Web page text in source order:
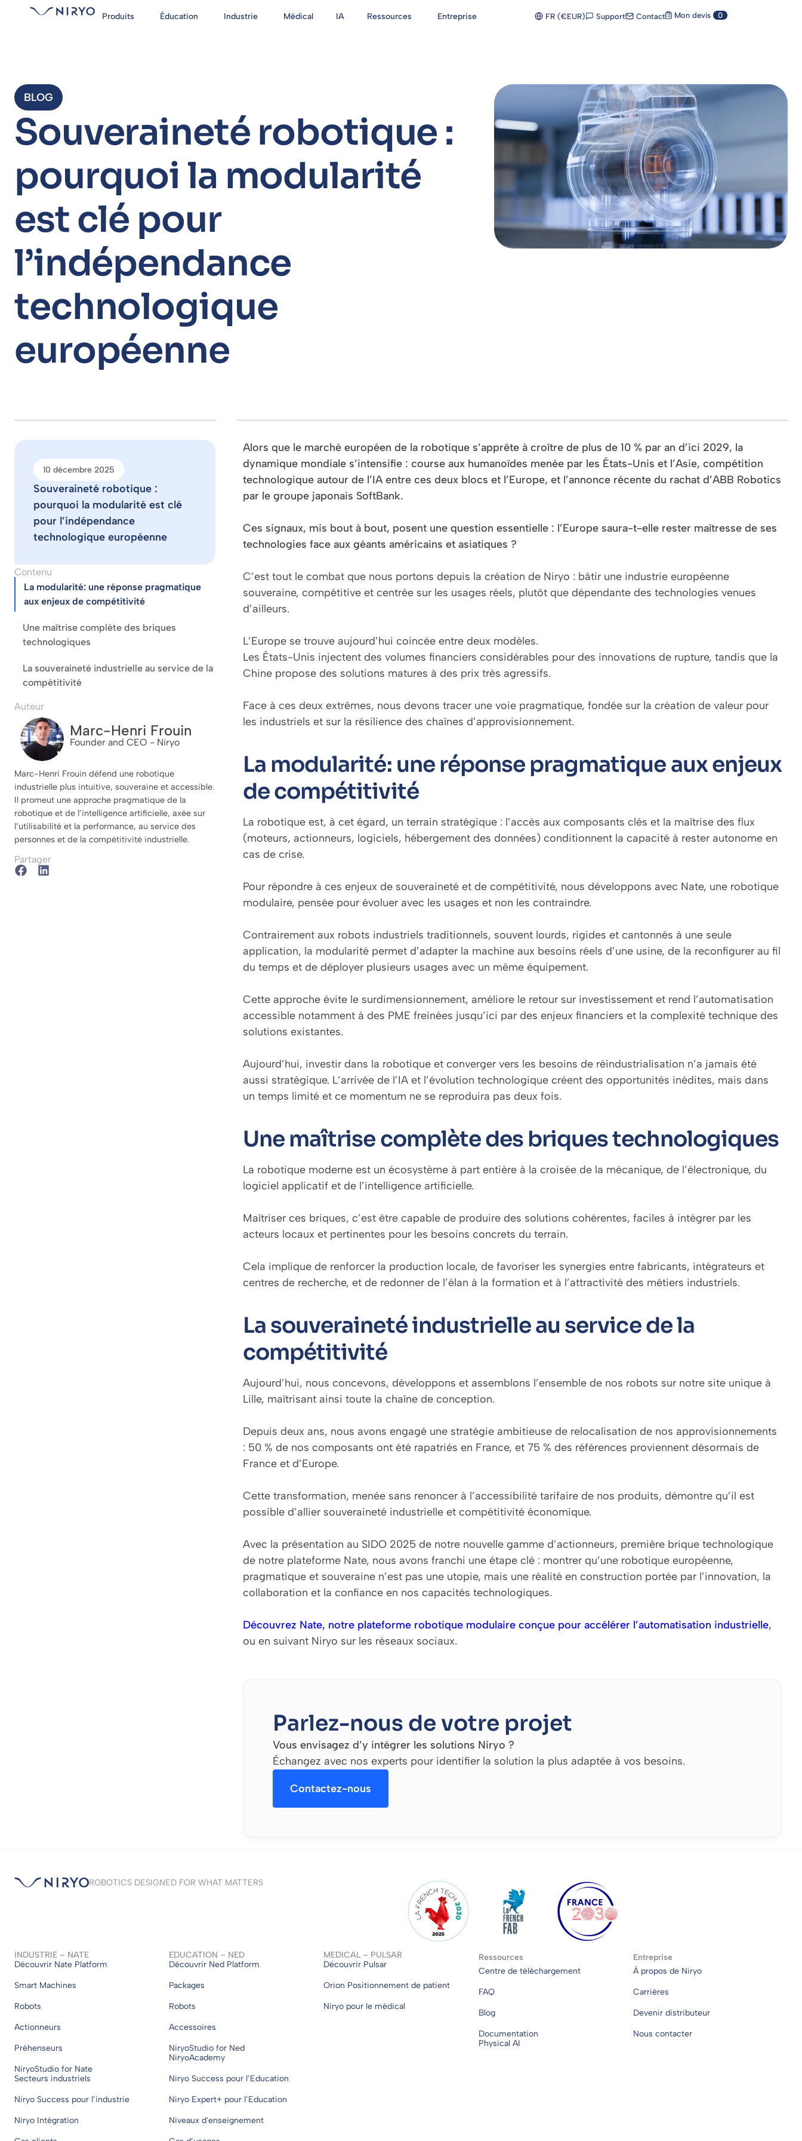
Produits Éducation Industrie Médical IA Ressources Entreprise FR (€EUR) Support Contact Mon devis 0
BLOG
Souveraineté robotique :
pourquoi la modularité
est clé pour
l’indépendance
technologique
européenne
10 décembre 2025
Souveraineté robotique :
pourquoi la modularité est clé
pour l’indépendance
technologique européenne
Contenu
La modularité: une réponse pragmatique
aux enjeux de compétitivité
Une maîtrise complète des briques
technologiques
La souveraineté industrielle au service de la
compétitivité
Auteur
Marc-Henri Frouin
Founder and CEO - Niryo
Marc-Henri Frouin défend une robotique
industrielle plus intuitive, souveraine et accessible.
Il promeut une approche pragmatique de la
robotique et de l’intelligence artificielle, axée sur
l’utilisabilité et la performance, au service des
personnes et de la compétitivité industrielle.
Partager
Alors que le marché européen de la robotique s’apprête à croître de plus de 10 % par an d’ici 2029, la
dynamique mondiale s’intensifie : course aux humanoïdes menée par les États-Unis et l’Asie, compétition
technologique autour de l’IA entre ces deux blocs et l’Europe, et l’annonce récente du rachat d’ABB Robotics
par le groupe japonais SoftBank.
Ces signaux, mis bout à bout, posent une question essentielle : l’Europe saura-t-elle rester maîtresse de ses
technologies face aux géants américains et asiatiques ?
C’est tout le combat que nous portons depuis la création de Niryo : bâtir une industrie européenne
souveraine, compétitive et centrée sur les usages réels, plutôt que dépendante des technologies venues
d’ailleurs.
L’Europe se trouve aujourd’hui coincée entre deux modèles.
Les États-Unis injectent des volumes financiers considérables pour des innovations de rupture, tandis que la
Chine propose des solutions matures à des prix très agressifs.
Face à ces deux extrêmes, nous devons tracer une voie pragmatique, fondée sur la création de valeur pour
les industriels et sur la résilience des chaînes d’approvisionnement.
La modularité: une réponse pragmatique aux enjeux
de compétitivité
La robotique est, à cet égard, un terrain stratégique : l’accès aux composants clés et la maîtrise des flux
(moteurs, actionneurs, logiciels, hébergement des données) conditionnent la capacité à rester autonome en
cas de crise.
Pour répondre à ces enjeux de souveraineté et de compétitivité, nous développons avec Nate, une robotique
modulaire, pensée pour évoluer avec les usages et non les contraindre.
Contrairement aux robots industriels traditionnels, souvent lourds, rigides et cantonnés à une seule
application, la modularité permet d’adapter la machine aux besoins réels d’une usine, de la reconfigurer au fil
du temps et de déployer plusieurs usages avec un même équipement.
Cette approche évite le surdimensionnement, améliore le retour sur investissement et rend l’automatisation
accessible notamment à des PME freinées jusqu’ici par des enjeux financiers et la complexité technique des
solutions existantes.
Aujourd’hui, investir dans la robotique et converger vers les besoins de réindustrialisation n’a jamais été
aussi stratégique. L’arrivée de l’IA et l’évolution technologique créent des opportunités inédites, mais dans
un temps limité et ce momentum ne se reproduira pas deux fois.
Une maîtrise complète des briques technologiques
La robotique moderne est un écosystème à part entière à la croisée de la mécanique, de l’électronique, du
logiciel applicatif et de l’intelligence artificielle.
Maîtriser ces briques, c’est être capable de produire des solutions cohérentes, faciles à intégrer par les
acteurs locaux et pertinentes pour les besoins concrets du terrain.
Cela implique de renforcer la production locale, de favoriser les synergies entre fabricants, intégrateurs et
centres de recherche, et de redonner de l’élan à la formation et à l’attractivité des métiers industriels.
La souveraineté industrielle au service de la
compétitivité
Aujourd’hui, nous concevons, développons et assemblons l’ensemble de nos robots sur notre site unique à
Lille, maîtrisant ainsi toute la chaîne de conception.
Depuis deux ans, nous avons engagé une stratégie ambitieuse de relocalisation de nos approvisionnements
: 50 % de nos composants ont été rapatriés en France, et 75 % des références proviennent désormais de
France et d’Europe.
Cette transformation, menée sans renoncer à l’accessibilité tarifaire de nos produits, démontre qu’il est
possible d’allier souveraineté industrielle et compétitivité économique.
Avec la présentation au SIDO 2025 de notre nouvelle gamme d’actionneurs, première brique technologique
de notre plateforme Nate, nous avons franchi une étape clé : montrer qu’une robotique européenne,
pragmatique et souveraine n’est pas une utopie, mais une réalité en construction portée par l’innovation, la
collaboration et la confiance en nos capacités technologiques.
Découvrez Nate, notre plateforme robotique modulaire conçue pour accélérer l’automatisation industrielle,
ou en suivant Niryo sur les réseaux sociaux.
Parlez-nous de votre projet
Vous envisagez d’y intégrer les solutions Niryo ?
Échangez avec nos experts pour identifier la solution la plus adaptée à vos besoins.
Contactez-nous
ROBOTICS DESIGNED FOR WHAT MATTERS
INDUSTRIE – NATE
Découvrir Nate Platform
Smart Machines
Robots
Actionneurs
Préhenseurs
NiryoStudio for Nate
Secteurs industriels
Niryo Success pour l’industrie
Niryo Intégration
EDUCATION – NED
Découvrir Ned Platform
Packages
Robots
Accessoires
NiryoStudio for Ned
NiryoAcademy
Niryo Success pour l’Education
Niryo Expert+ pour l’Education
Niveaux d'enseignement
MEDICAL – PULSAR
Découvrir Pulsar
Orion Positionnement de patient
Niryo pour le médical
Ressources
Centre de téléchargement
FAQ
Blog
Documentation
Physical AI
Entreprise
À propos de Niryo
Carrières
Devenir distributeur
Nous contacter